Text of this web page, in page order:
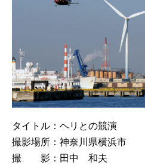
タイトル：ヘリとの競演
撮影場所：神奈川県横浜市
撮 影：田中 和夫